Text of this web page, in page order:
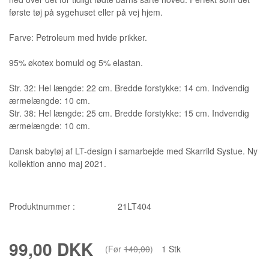
første tøj på sygehuset eller på vej hjem.
Farve: Petroleum med hvide prikker.
95% økotex bomuld og 5% elastan.
Str. 32: Hel længde: 22 cm. Bredde forstykke: 14 cm. Indvendig
ærmelængde: 10 cm.
Str. 38: Hel længde: 25 cm. Bredde forstykke: 15 cm. Indvendig
ærmelængde: 10 cm.
Dansk babytøj af LT-design i samarbejde med Skarrild Systue. Ny
kollektion anno maj 2021.
Produktnummer : 21LT404
99,00 DKK (Før 140,00) 1 Stk